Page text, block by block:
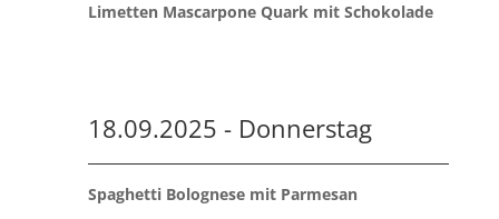
Limetten Mascarpone Quark mit Schokolade
18.09.2025 - Donnerstag
Spaghetti Bolognese mit Parmesan